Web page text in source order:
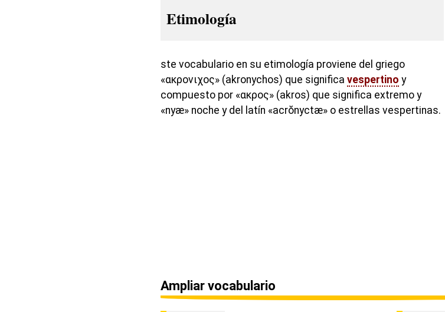
Etimología
ste vocabulario en su etimología proviene del griego
«ακρονιχος» (akronychos) que significa vespertino y
compuesto por «ακρος» (akros) que significa extremo y
«nyæ» noche y del latín «acrŏnyctæ» o estrellas vespertinas.
Ampliar vocabulario